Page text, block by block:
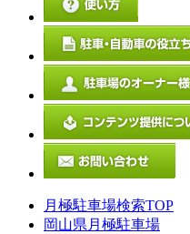
月極駐車場検索TOP
岡山県月極駐車場